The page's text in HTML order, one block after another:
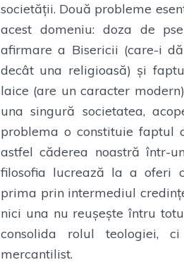
societății. Două probleme
acest domeniu: doza de
afirmare a Bisericii (care-i
decât una religioasă) și
laice (are un caracter
una singură societatea,
problema o constituie faptul
astfel căderea noastră într-
filosofia lucrează la a oferi
prima prin intermediul
nici una nu reușește întru
consolida rolul teologiei,
mercantilist.